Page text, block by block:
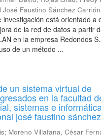
Faustino Sánchez Carrión
investigación está orientado a
de la red de datos a partir
en la empresa Redondos
de un método ...
un sistema virtual de
en la facultad
sistemas e
josé faustino
; Moreno Villafana, César